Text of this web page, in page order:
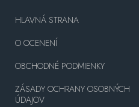
HLAVNÁ STRANA
O OCENENÍ
OBCHODNÉ PODMIENKY
ZÁSADY OCHRANY OSOBNÝCH
ÚDAJOV